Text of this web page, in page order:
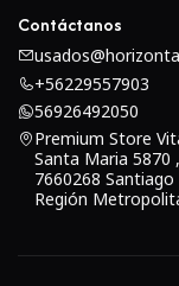
Contáctanos
+56229557903
56926492050
Premium Store
Santa Maria 5870
7660268 Santiago
Región